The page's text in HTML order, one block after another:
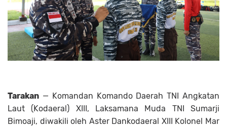
Tarakan — Komandan Komando Daerah TNI Angkatan
Laut (Kodaeral) XIII, Laksamana Muda TNI Sumarji
Bimoaji, diwakili oleh Aster Dankodaeral XIII Kolonel Mar